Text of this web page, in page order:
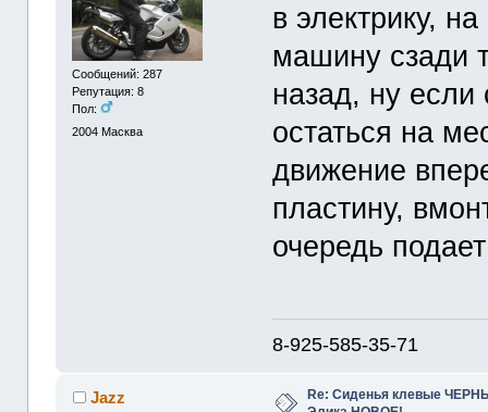
Сообщений: 287
Репутация: 8
Пол:
2004 Масква
в электрику,
машину сзади
назад, ну если
остаться на
движение
пластину,
очередь
8-925-585-35-71
Jazz
Re: Сиденья клевые